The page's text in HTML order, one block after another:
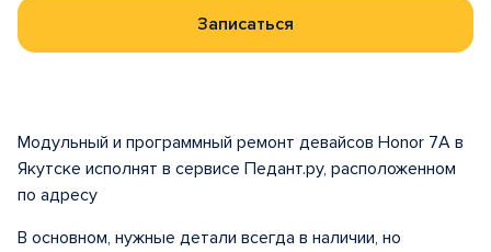
Записаться
Модульный и программный ремонт девайсов Honor 7A в
Якутске исполнят в сервисе Педант.ру, расположенном
по адресу
В основном, нужные детали всегда в наличии, но